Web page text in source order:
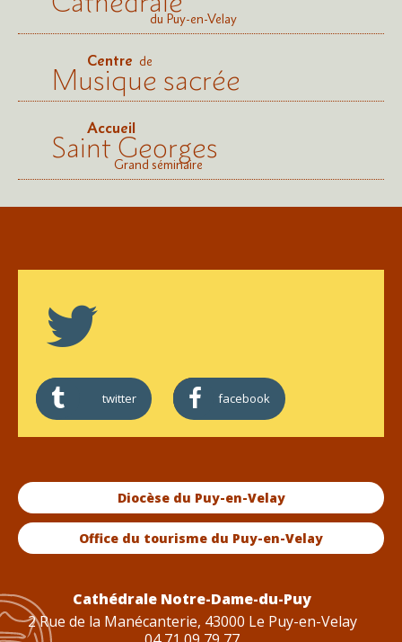
du Puy-en-Velay
Centre de
Musique sacrée
Accueil
Saint Georges
Grand séminaire
twitter facebook
Diocèse du Puy-en-Velay
Office du tourisme du Puy-en-Velay
Cathédrale Notre-Dame-du-Puy
2 Rue de la Manécanterie, 43000 Le Puy-en-Velay